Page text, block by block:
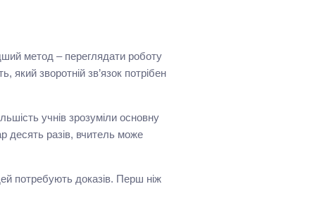
метод – переглядати роботу
який зворотній зв’язок потрібен
учнів зрозуміли основну
десять разів, вчитель може
потребують доказів. Перш ніж